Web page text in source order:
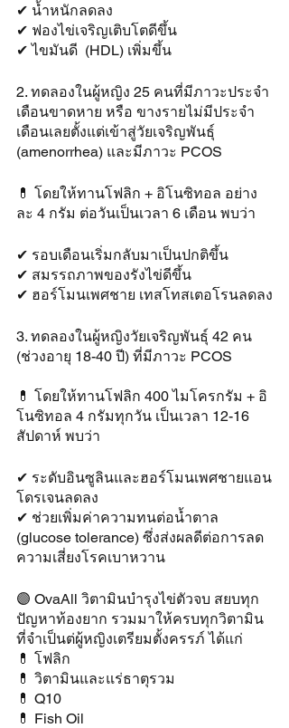
✔ น้ำหนักลดลง
✔ ฟองไข่เจริญเติบโตดีขึ้น
✔ ไขมันดี  (HDL) เพิ่มขึ้น
2. ทดลองในผู้หญิง 25 คนที่มีภาวะประจำ
เดือนขาดหาย หรือ ขางรายไม่มีประจำ
เดือนเลยตั้งแต่เข้าสู่วัยเจริญพันธุ์
(amenorrhea) และมีภาวะ PCOS
💊 โดยให้ทานโฟลิก + อิโนซิทอล อย่าง
ละ 4 กรัม ต่อวันเป็นเวลา 6 เดือน พบว่า
✔ รอบเดือนเริ่มกลับมาเป็นปกติขึ้น
✔ สมรรถภาพของรังไข่ดีขึ้น
✔ ฮอร์โมนเพศชาย เทสโทสเตอโรนลดลง
3. ทดลองในผู้หญิงวัยเจริญพันธุ์ 42 คน
(ช่วงอายุ 18-40 ปี) ที่มีภาวะ PCOS
💊 โดยให้ทานโฟลิก 400 ไมโครกรัม + อิ
โนซิทอล 4 กรัมทุกวัน เป็นเวลา 12-16
สัปดาห์ พบว่า
✔ ระดับอินซูลินและฮอร์โมนเพศชายแอน
โดรเจนลดลง
✔ ช่วยเพิ่มค่าความทนต่อน้ำตาล
(glucose tolerance) ซึ่งส่งผลดีต่อการลด
ความเสี่ยงโรคเบาหวาน
🟣 OvaAll วิตามินบำรุงไข่ตัวจบ สยบทุก
ปัญหาท้องยาก รวมมาให้ครบทุกวิตามิน
ที่จำเป็นต่ผู้หญิงเตรียมตั้งครรภ์ ได้แก่
💊 โฟลิก
💊 วิตามินและแร่ธาตุรวม
💊 Q10
💊 Fish Oil